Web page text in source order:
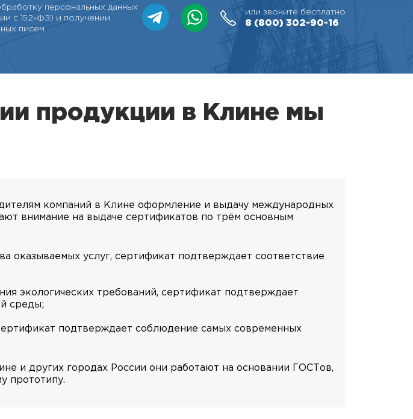
персональных данных
с 152-ФЗ) и получении
писем
или звоните бесплатно
8 (800) 302-90-16
продукции в Клине мы
компаний в Клине оформление и выдачу международных
внимание на выдаче сертификатов по трём основным
оказываемых услуг, сертификат подтверждает соответствие
экологических требований, сертификат подтверждает
среды;
подтверждает соблюдение самых современных
и других городах России они работают на основании ГОСТов,
прототипу.